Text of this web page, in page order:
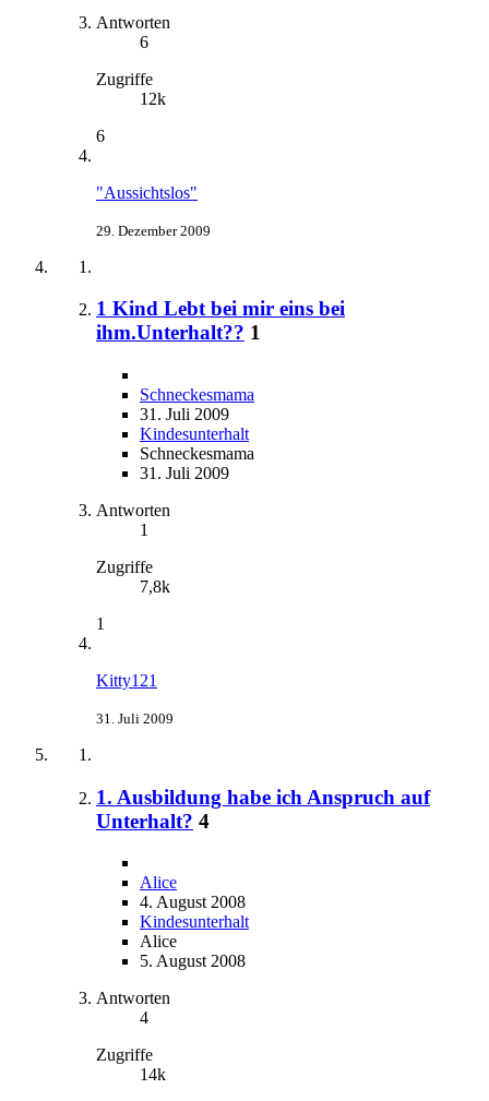
Antworten
6
Zugriffe
12k
6
"Aussichtslos"
29. Dezember 2009
1 Kind Lebt bei mir eins bei
ihm.Unterhalt?? 1
Schneckesmama
31. Juli 2009
Kindesunterhalt
Schneckesmama
31. Juli 2009
Antworten
1
Zugriffe
7,8k
1
Kitty121
31. Juli 2009
1. Ausbildung habe ich Anspruch auf
Unterhalt? 4
Alice
4. August 2008
Kindesunterhalt
Alice
5. August 2008
Antworten
4
Zugriffe
14k